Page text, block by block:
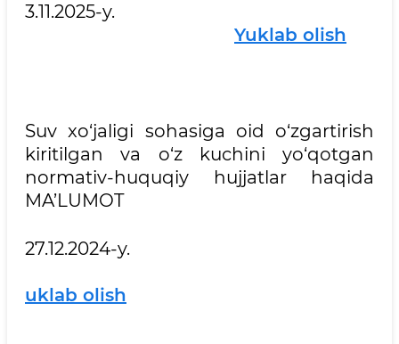
3.11.2025-y.
Yuklab olish
Suv xo‘jaligi sohasiga oid o‘zgartirish
kiritilgan va o‘z kuchini yo‘qotgan
normativ-huquqiy hujjatlar haqida
MA’LUMOT
27.12.2024-y.
uklab olish